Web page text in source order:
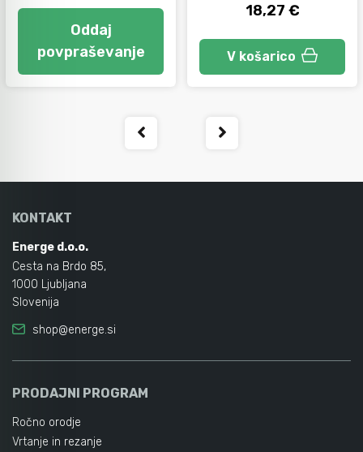
Oddaj
povpraševanje
18,27 €
V košarico
KONTAKT
Energe d.o.o.
Cesta na Brdo 85,
1000 Ljubljana
Slovenija
shop@energe.si
PRODAJNI PROGRAM
Ročno orodje
Vrtanje in rezanje